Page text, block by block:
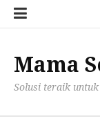
Lompat
Mama
Solusi teraik